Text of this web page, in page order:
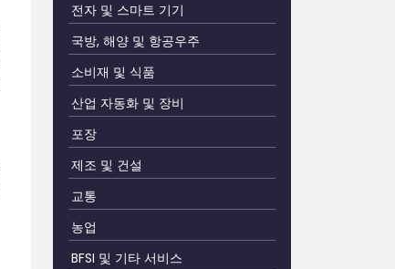
전자 및 스마트 기기
국방, 해양 및 항공우주
소비재 및 식품
산업 자동화 및 장비
포장
제조 및 건설
교통
농업
BFSI 및 기타 서비스